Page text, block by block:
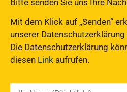
Mit dem Klick auf „Senden“
unserer
Die Datenschutzerklärung
diesen Link aufrufen.